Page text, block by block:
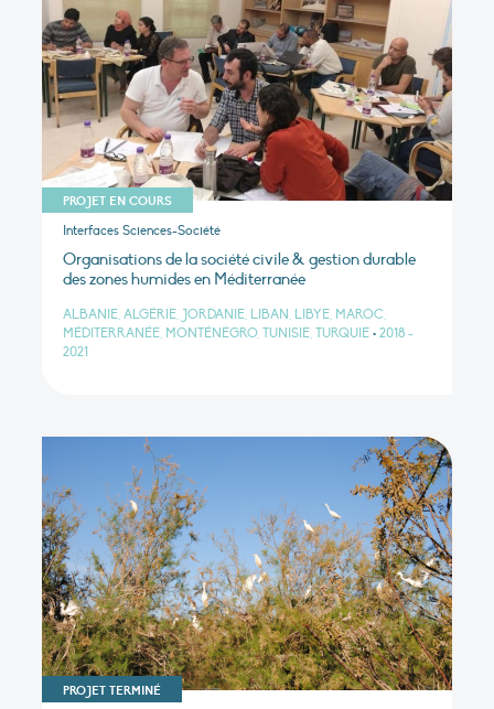
PROJET EN COURS
Interfaces Sciences-Société
Organisations de la société civile & gestion durable
des zones humides en Méditerranée
ALBANIE, ALGÉRIE, JORDANIE, LIBAN, LIBYE, MAROC,
MÉDITERRANÉE, MONTÉNÉGRO, TUNISIE, TURQUIE • 2018 -
2021
PROJET TERMINÉ